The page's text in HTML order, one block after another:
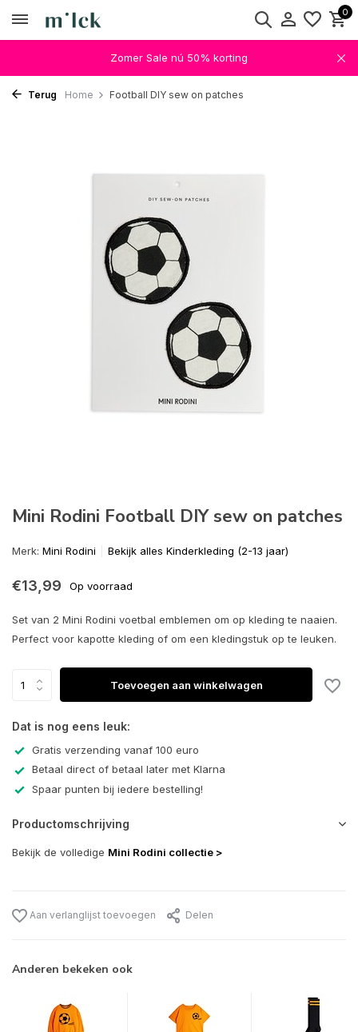
0
Zomer Sale nú 50% korting
Terug Home Football DIY sew on patches
Mini Rodini Football DIY sew on patches
Merk: Mini Rodini Bekijk alles Kinderkleding (2-13 jaar)
€13,99 Op voorraad
Set van 2 Mini Rodini voetbal emblemen om op kleding te naaien.
Perfect voor kapotte kleding of om een kledingstuk op te leuken.
Toevoegen aan winkelwagen
Dat is nog eens leuk:
Gratis verzending vanaf 100 euro
Betaal direct of betaal later met Klarna
Spaar punten bij iedere bestelling!
Productomschrijving
Bekijk de volledige Mini Rodini collectie >
Aan verlanglijst toevoegen Delen
Anderen bekeken ook